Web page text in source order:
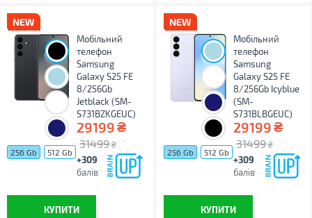
Мобільний
телефон
Samsung
Galaxy S25 FE
8/256Gb
Jetblack (SM-
S731BZKGEUC)
29199₴
31499 ₴
+309
балів
256 Gb 512 Gb
КУПИТИ
Мобільний
телефон
Samsung
Galaxy S25 FE
8/256Gb Icyblue
(SM-
S731BLBGEUC)
29199₴
31499 ₴
+309
балів
256 Gb 512 Gb
КУПИТИ